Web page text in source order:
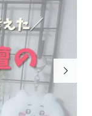
